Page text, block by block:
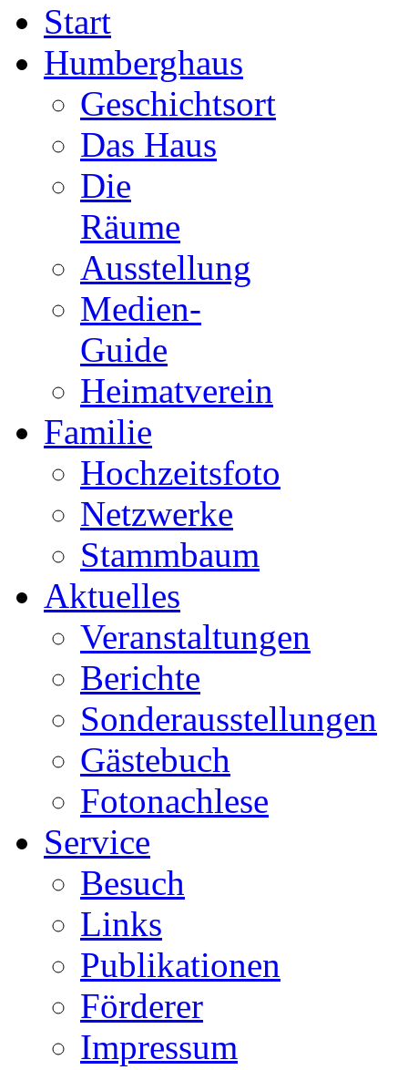
Start
Humberghaus
Geschichtsort
Das Haus
Die
Räume
Ausstellung
Medien-
Guide
Heimatverein
Familie
Hochzeitsfoto
Netzwerke
Stammbaum
Aktuelles
Veranstaltungen
Berichte
Sonderausstellungen
Gästebuch
Fotonachlese
Service
Besuch
Links
Publikationen
Förderer
Impressum